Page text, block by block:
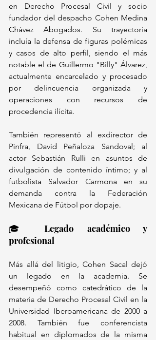
en Derecho Procesal Civil y socio
fundador del despacho Cohen Medina
Chávez Abogados. Su trayectoria
incluía la defensa de figuras polémicas
y casos de alto perfil, siendo el más
notable el de Guillermo "Billy" Álvarez,
actualmente encarcelado y procesado
por delincuencia organizada y
operaciones con recursos de
procedencia ilícita.
También representó al exdirector de
Pinfra, David Peñaloza Sandoval; al
actor Sebastián Rulli en asuntos de
divulgación de contenido íntimo; y al
futbolista Salvador Carmona en su
demanda contra la Federación
Mexicana de Fútbol por dopaje.
🎓 Legado académico y
profesional
Más allá del litigio, Cohen Sacal dejó
un legado en la academia. Se
desempeñó como catedrático de la
materia de Derecho Procesal Civil en la
Universidad Iberoamericana de 2000 a
2008. También fue conferencista
habitual en diplomados de la misma